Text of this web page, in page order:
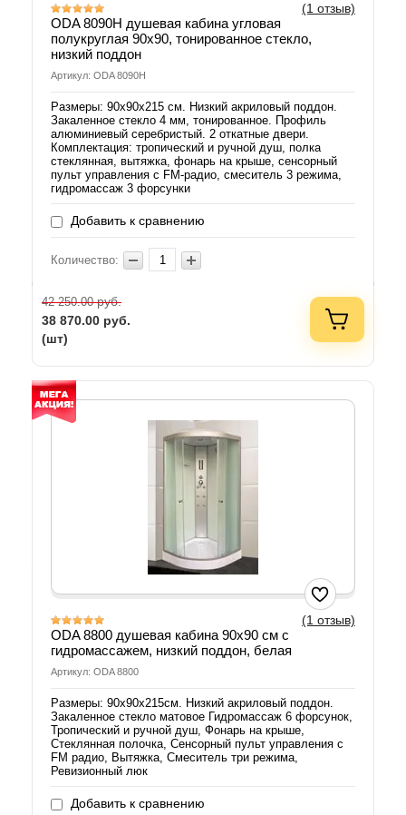
(1 отзыв)
ODA 8090H душевая кабина угловая
полукруглая 90х90, тонированное стекло,
низкий поддон
Артикул: ODA 8090H
Размеры: 90х90х215 см. Низкий акриловый поддон.
Закаленное стекло 4 мм, тонированное. Профиль
алюминиевый серебристый. 2 откатные двери.
Комплектация: тропический и ручной душ, полка
стеклянная, вытяжка, фонарь на крыше, сенсорный
пульт управления с FM-радио, смеситель 3 режима,
гидромассаж 3 форсунки
Добавить к сравнению
Количество:
42 250.00руб.
38 870.00 руб.
(шт)
(1 отзыв)
ODA 8800 душевая кабина 90х90 см с
гидромассажем, низкий поддон, белая
Артикул: ODA 8800
Размеры: 90х90х215см. Низкий акриловый поддон.
Закаленное стекло матовое Гидромассаж 6 форсунок,
Тропический и ручной душ, Фонарь на крыше,
Стеклянная полочка, Сенсорный пульт управления с
FM радио, Вытяжка, Смеситель три режима,
Ревизионный люк
Добавить к сравнению